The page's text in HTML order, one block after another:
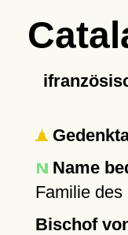
Name
Familie des
Bischof